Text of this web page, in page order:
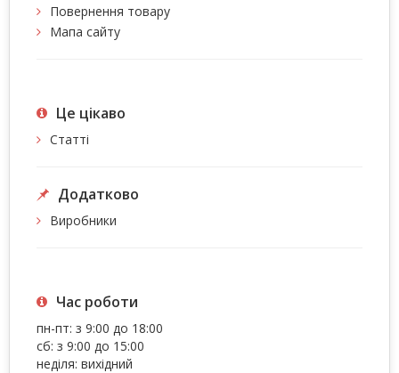
Повернення товару
Мапа сайту
Це цiкаво
Статті
Додатково
Виробники
Час роботи
пн-пт: з 9:00 до 18:00
сб: з 9:00 до 15:00
неділя: вихідний